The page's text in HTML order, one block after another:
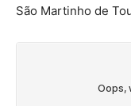
São Martinho de